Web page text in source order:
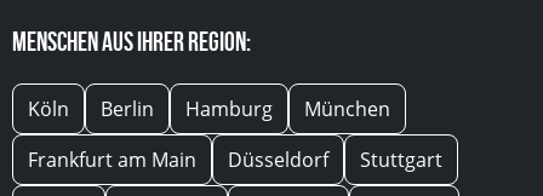
Menschen aus Ihrer Region:
Köln Berlin Hamburg
München
Frankfurt am Main
Düsseldorf
Stuttgart